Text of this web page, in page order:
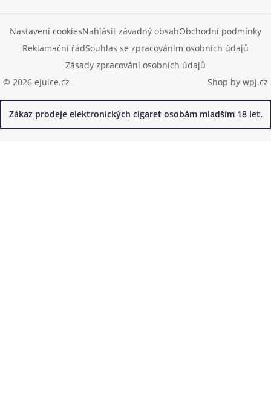
© 2026 eJuice.cz
Nastavení cookiesNahlásit závadný obsahObchodní podmínky
Reklamační řádSouhlas se zpracováním osobních údajů
Zásady zpracování osobních údajů
Shop by wpj.cz
Zákaz prodeje elektronických cigaret osobám mladším 18 let.